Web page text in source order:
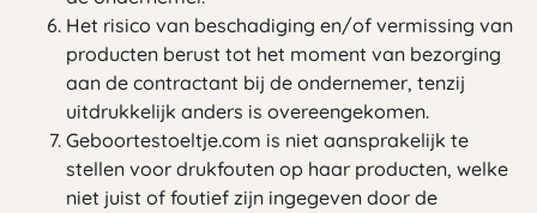
Het risico van beschadiging en/of vermissing van
producten berust tot het moment van bezorging
aan de contractant bij de ondernemer, tenzij
uitdrukkelijk anders is overeengekomen.
Geboortestoeltje.com is niet aansprakelijk te
stellen voor drukfouten op haar producten, welke
niet juist of foutief zijn ingegeven door de